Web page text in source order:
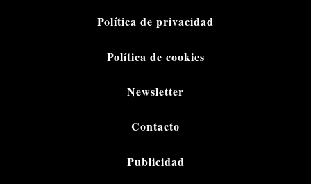
Política de privacidad
Política de cookies
Newsletter
Contacto
Publicidad